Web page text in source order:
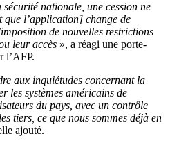
nationale, une cession ne
l’application] change de
de nouvelles restrictions
leur accès », a réagi une porte-
l’AFP.
aux inquiétudes concernant la
les systèmes américains de
du pays, avec un contrôle
tiers, ce que nous sommes déjà en
ajouté.